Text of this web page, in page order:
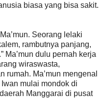
biasa yang bisa sakit.
Seorang lelaki
rambutnya panjang,
Ma’mun dulu pernah kerja
wiraswasta,
rumah. Ma’mun mengenal
mulai mondok di
Manggarai di pusat